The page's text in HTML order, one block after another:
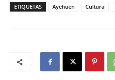
ETIQUETAS Ayehuen Cultura